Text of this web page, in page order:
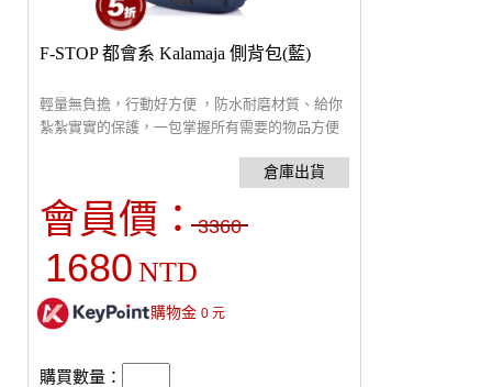
F-STOP 都會系 Kalamaja 側背包(藍)
輕量無負擔，行動好方便 ，防水耐磨材質、給你
紮紮實實的保護，一包掌握所有需要的物品方便
會員價：3360
1680 NTD
購物金 0元
購買數量：